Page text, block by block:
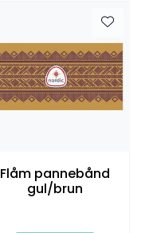
Flåm pannebånd
gul/brun